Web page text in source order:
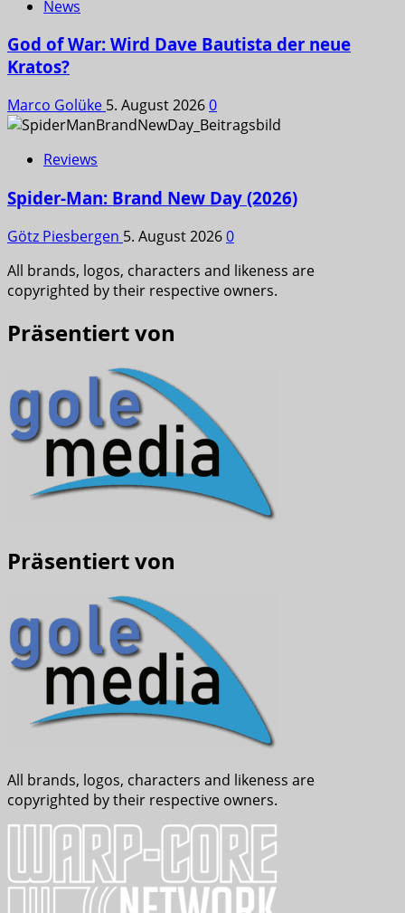
News
God of War: Wird Dave Bautista der neue
Kratos?
Marco Golüke 5. August 20260
Reviews
Spider-Man: Brand New Day (2026)
Götz Piesbergen 5. August 20260
All brands, logos, characters and likeness are
copyrighted by their respective owners.
Präsentiert von
Präsentiert von
All brands, logos, characters and likeness are
copyrighted by their respective owners.